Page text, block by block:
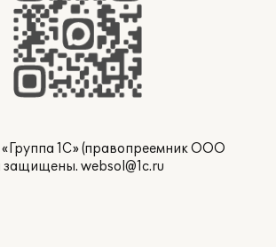
1С» (правопреемник ООО
защищены. websol@1c.ru